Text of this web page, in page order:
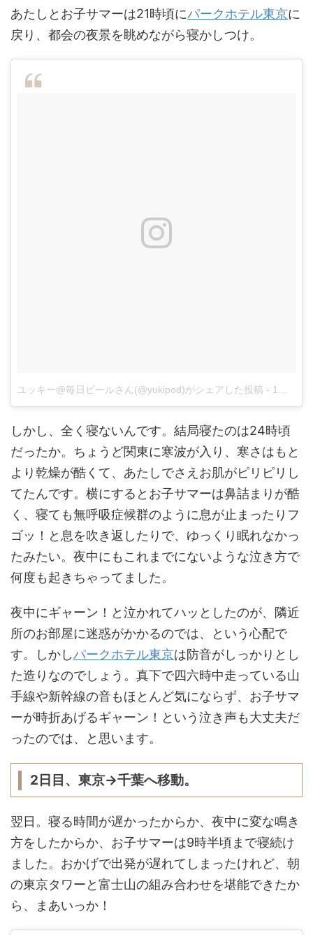
あたしとお子サマーは21時頃にパークホテル東京に
戻り、都会の夜景を眺めながら寝かしつけ。
ユッキー@毎日ビールさん(@yukipod)がシェアした投稿 - 1月 6, 2018 at 4:26午前 PST
しかし、全く寝ないんです。結局寝たのは24時頃
だったか。ちょうど関東に寒波が入り、寒さはもと
より乾燥が酷くて、あたしでさえお肌がピリピリし
てたんです。横にするとお子サマーは鼻詰まりが酷
く、寝ても無呼吸症候群のように息が止まったりフ
ゴッ！と息を吹き返したりで、ゆっくり眠れなかっ
たみたい。夜中にもこれまでにないような泣き方で
何度も起きちゃってました。
夜中にギャーン！と泣かれてハッとしたのが、隣近
所のお部屋に迷惑がかかるのでは、という心配で
す。しかしパークホテル東京は防音がしっかりとし
た造りなのでしょう。真下で四六時中走っている山
手線や新幹線の音もほとんど気にならず、お子サマ
ーが時折あげるギャーン！という泣き声も大丈夫だ
ったのでは、と思います。
2日目、東京→千葉へ移動。
翌日。寝る時間が遅かったからか、夜中に変な鳴き
方をしたからか、お子サマーは9時半頃まで寝続け
ました。おかげで出発が遅れてしまったけれど、朝
の東京タワーと富士山の組み合わせを堪能できたか
ら、まあいっか！